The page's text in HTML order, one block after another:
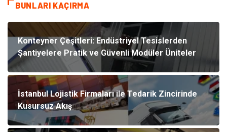
BUNLARI KAÇIRMA
Konteyner Çeşitleri: Endüstriyel Tesislerden
Şantiyelere Pratik ve Güvenli Modüler Üniteler
İstanbul Lojistik Firmaları ile Tedarik Zincirinde
Kusursuz Akış